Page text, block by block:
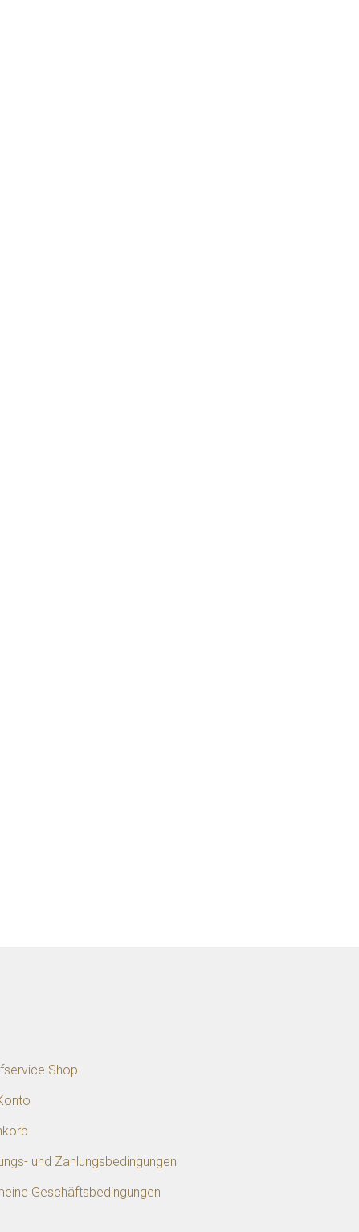
Shop
und Zahlungsbedingungen
Geschäftsbedingungen